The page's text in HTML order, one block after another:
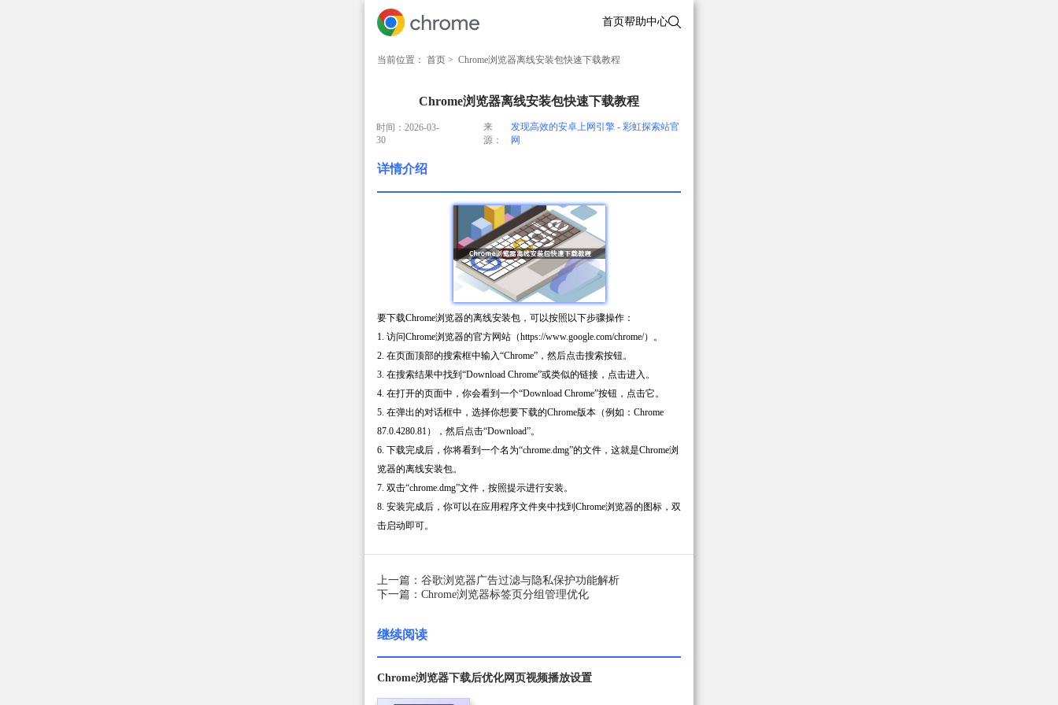
首页帮助中心
当前位置： 首页 > Chrome浏览器离线安装包快速下载教程
Chrome浏览器离线安装包快速下载教程
时间：2026-03-
30
来
源：
发现高效的安卓上网引擎 - 彩虹探索站官
网
详情介绍
要下载Chrome浏览器的离线安装包，可以按照以下步骤操作：
1. 访问Chrome浏览器的官方网站（https://www.google.com/chrome/）。
2. 在页面顶部的搜索框中输入“Chrome”，然后点击搜索按钮。
3. 在搜索结果中找到“Download Chrome”或类似的链接，点击进入。
4. 在打开的页面中，你会看到一个“Download Chrome”按钮，点击它。
5. 在弹出的对话框中，选择你想要下载的Chrome版本（例如：Chrome
87.0.4280.81），然后点击“Download”。
6. 下载完成后，你将看到一个名为“chrome.dmg”的文件，这就是Chrome浏
览器的离线安装包。
7. 双击“chrome.dmg”文件，按照提示进行安装。
8. 安装完成后，你可以在应用程序文件夹中找到Chrome浏览器的图标，双
击启动即可。
上一篇：谷歌浏览器广告过滤与隐私保护功能解析
下一篇：Chrome浏览器标签页分组管理优化
继续阅读
Chrome浏览器下载后优化网页视频播放设置